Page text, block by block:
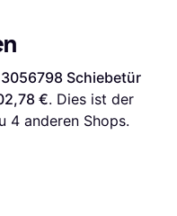
Schiebetür
€. Dies ist der
4 anderen Shops.